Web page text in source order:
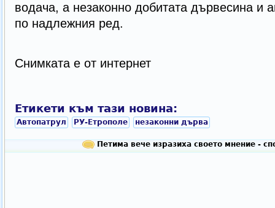
водача, а незаконно добитата дървесина и
по надлежния ред.
Снимката е от интернет
Етикети към тази новина:
Автопатрул РУ-Етрополе незаконни дърва
Петима вече изразиха своето мнение -